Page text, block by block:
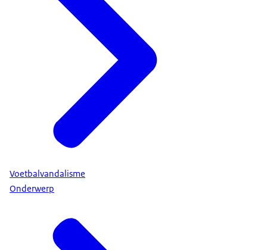
Voetbalvandalisme
Onderwerp